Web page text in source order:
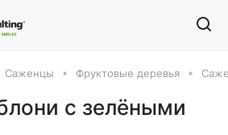
Саженцы Фруктовые деревья
с зелёными